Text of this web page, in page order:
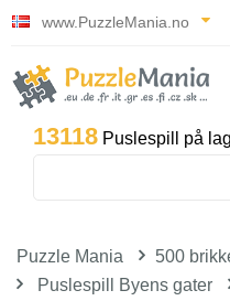
www.PuzzleMania.no
13118 Puslespill på
Puzzle Mania 500
Puslespill Byens gater